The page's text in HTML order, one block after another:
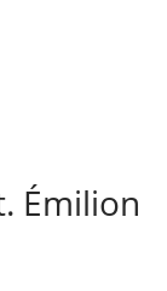
Émilion